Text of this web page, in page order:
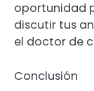
oportunidad
discutir tus
el doctor de
Conclusión